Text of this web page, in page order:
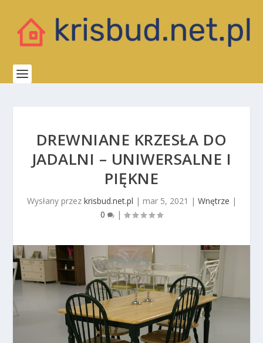
DREWNIANE KRZESŁA DO
JADALNI – UNIWERSALNE I
PIĘKNE
Wysłany przez krisbud.net.pl | mar 5, 2021 | Wnętrze |
0
|